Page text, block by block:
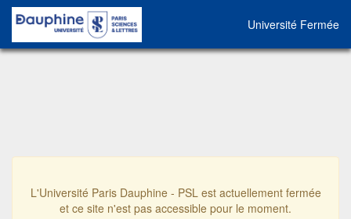
Université Fermée
L'Université Paris Dauphine - PSL est actuellement fermée
et ce site n'est pas accessible pour le moment.